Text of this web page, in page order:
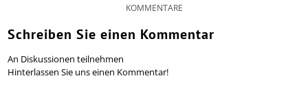
KOMMENTARE
Schreiben Sie einen Kommentar
An Diskussionen teilnehmen
Hinterlassen Sie uns einen Kommentar!